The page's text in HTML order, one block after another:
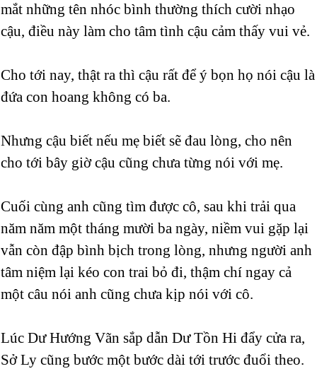
mắt những tên nhóc bình thường thích cười nhạo
cậu, điều này làm cho tâm tình cậu cảm thấy vui vẻ.
Cho tới nay, thật ra thì cậu rất để ý bọn họ nói cậu là
đứa con hoang không có ba.
Nhưng cậu biết nếu mẹ biết sẽ đau lòng, cho nên
cho tới bây giờ cậu cũng chưa từng nói với mẹ.
Cuối cùng anh cũng tìm được cô, sau khi trải qua
năm năm một tháng mười ba ngày, niềm vui gặp lại
vẫn còn đập bình bịch trong lòng, nhưng người anh
tâm niệm lại kéo con trai bỏ đi, thậm chí ngay cả
một câu nói anh cũng chưa kịp nói với cô.
Lúc Dư Hướng Vãn sắp dẫn Dư Tồn Hi đẩy cửa ra,
Sở Ly cũng bước một bước dài tới trước đuổi theo.